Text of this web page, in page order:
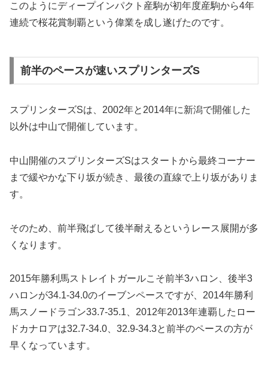
このようにディープインパクト産駒が初年度産駒から4年
連続で桜花賞制覇という偉業を成し遂げたのです。
前半のペースが速いスプリンターズS
スプリンターズSは、2002年と2014年に新潟で開催した
以外は中山で開催しています。
中山開催のスプリンターズSはスタートから最終コーナー
まで緩やかな下り坂が続き、 最後の直線で上り坂がありま
す。
そのため、前半飛ばして後半耐えるというレース展開が多
くなります。
2015年勝利馬ストレイトガールこそ前半3ハロン、後半3
ハロンが34.1-34.0のイーブンペースですが、2014年勝利
馬スノードラゴン33.7-35.1、2012年2013年連覇したロー
ドカナロアは32.7-34.0、32.9-34.3と前半のペースの方が
早くなっています。